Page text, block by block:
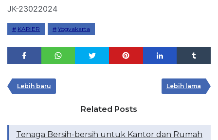
JK-23022024
KARIER Yogyakarta
Lebih baru Lebih lama
Related Posts
Tenaga Bersih-bersih untuk Kantor dan Rumah